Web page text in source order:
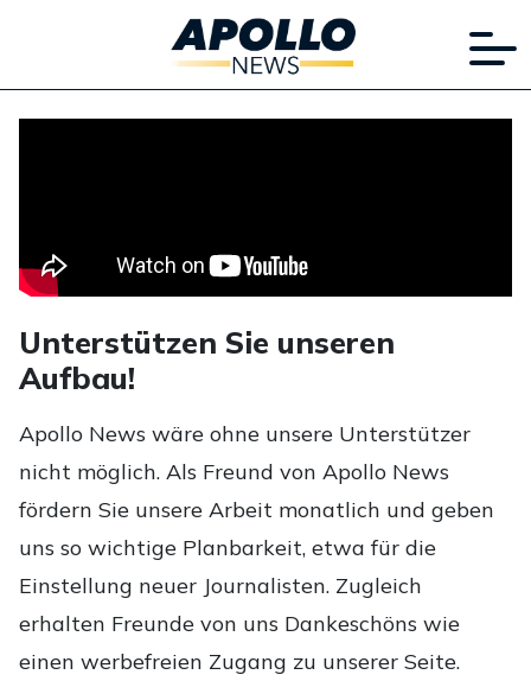
Unterstützen Sie unseren
Aufbau!
Apollo News wäre ohne unsere Unterstützer
nicht möglich. Als Freund von Apollo News
fördern Sie unsere Arbeit monatlich und geben
uns so wichtige Planbarkeit, etwa für die
Einstellung neuer Journalisten. Zugleich
erhalten Freunde von uns Dankeschöns wie
einen werbefreien Zugang zu unserer Seite.